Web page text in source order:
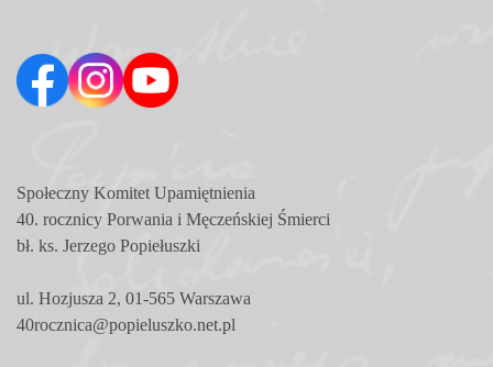
Społeczny Komitet Upamiętnienia
40. rocznicy Porwania i Męczeńskiej Śmierci
bł. ks. Jerzego Popiełuszki
ul. Hozjusza 2, 01-565 Warszawa
40rocznica@popieluszko.net.pl